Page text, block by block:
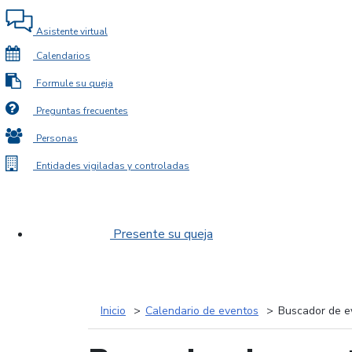
Asistente virtual
Calendarios
Formule su queja
Preguntas frecuentes
Personas
Entidades vigiladas y controladas
Presente su queja
Inicio Calendario de eventos Buscador de